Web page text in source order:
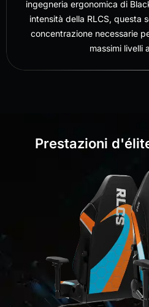
ingegneria ergonomica di
intensità della RLCS, questa
concentrazione necessarie
massimi livelli
Prestazioni